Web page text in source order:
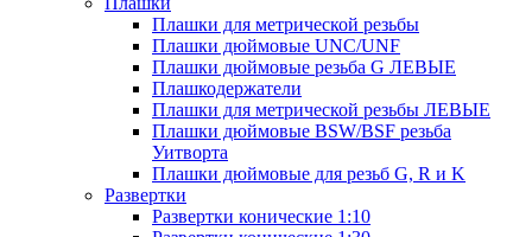
Плашки для метрической резьбы
Плашки дюймовые UNC/UNF
Плашки дюймовые резьба G ЛЕВЫЕ
Плашкодержатели
Плашки для метрической резьбы ЛЕВЫЕ
Плашки дюймовые BSW/BSF резьба
Уитворта
Плашки дюймовые для резьб G, R и K
Развертки
Развертки конические 1:10